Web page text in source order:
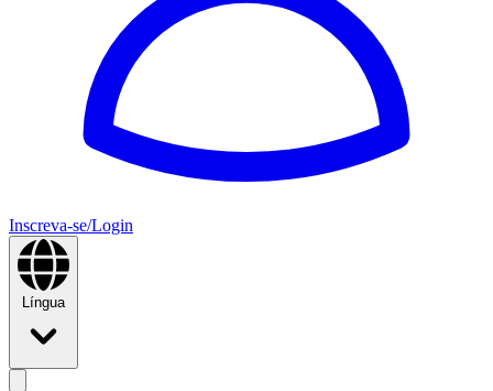
Inscreva-se/Login
Língua